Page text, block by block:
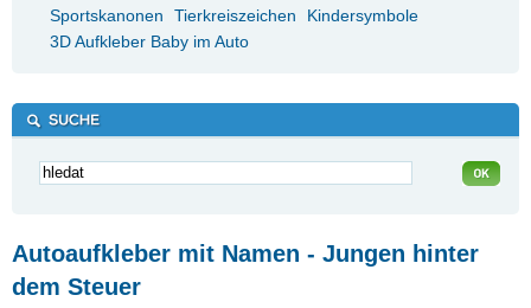
Sportskanonen
Tierkreiszeichen
Kindersymbole
3D Aufkleber Baby im Auto
Autoaufkleber mit Namen - Jungen hinter
dem Steuer